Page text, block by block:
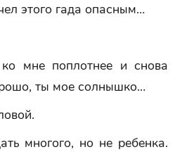
этого гада опасным…
мне поплотнее и снова
ты мое солнышко…
многого, но не ребенка.